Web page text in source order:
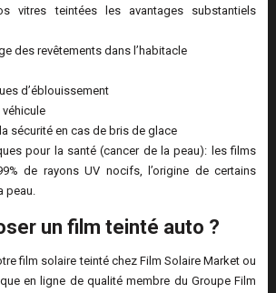
vitres teintées les avantages substantiels
des revêtements dans l’habitacle
d’éblouissement
sécurité en cas de bris de glace
pour la santé (cancer de la peau): les films
de rayons UV nocifs, l’origine de certains
peau.
un film teinté auto ?
film solaire teinté chez Film Solaire Market ou
en ligne de qualité membre du Groupe Film